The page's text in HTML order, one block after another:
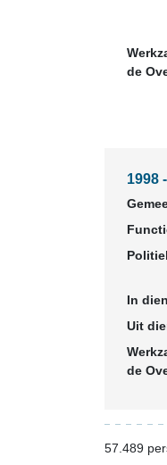
de
1998
In
Uit
de
57.489